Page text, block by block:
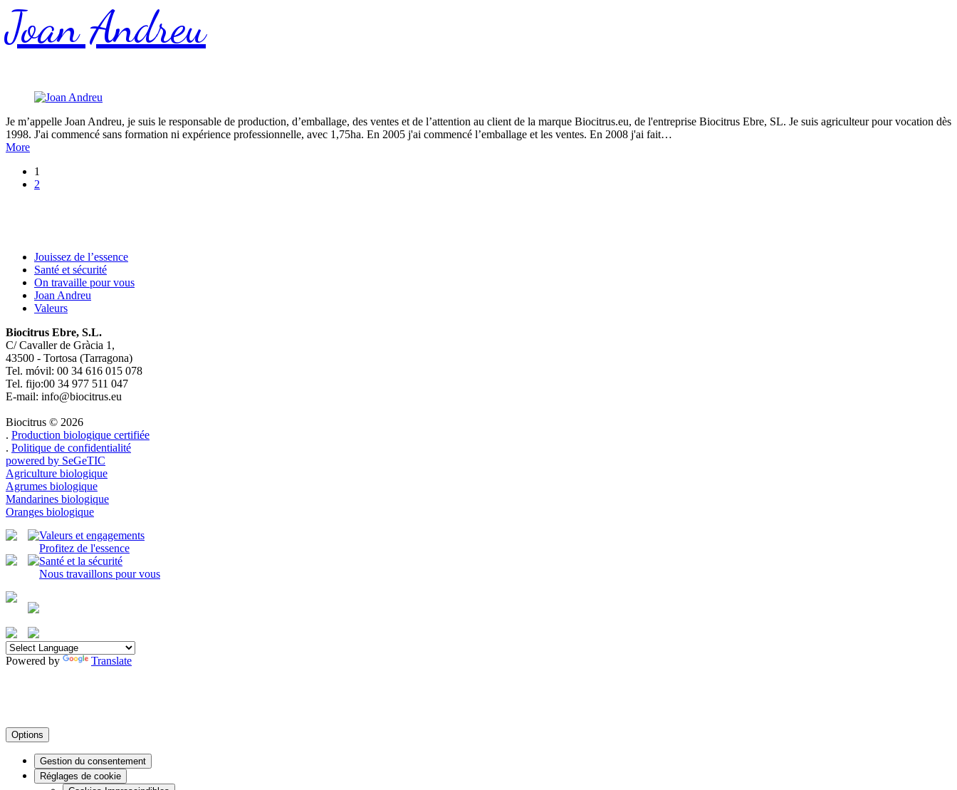
Joan Andreu
Je m’appelle Joan Andreu, je suis le responsable de production, d’emballage, des ventes et de l’attention au client de la marque Biocitrus.eu, de l'entreprise Biocitrus Ebre, SL. Je suis agriculteur pour vocation dès
1998. J'ai commencé sans formation ni expérience professionnelle, avec 1,75ha. En 2005 j'ai commencé l’emballage et les ventes. En 2008 j'ai fait…
More
1
2
Jouissez de l’essence
Santé et sécurité
On travaille pour vous
Joan Andreu
Valeurs
Biocitrus Ebre, S.L.
C/ Cavaller de Gràcia 1,
43500 - Tortosa (Tarragona)
Tel. móvil: 00 34 616 015 078
Tel. fijo:00 34 977 511 047
E-mail: info@biocitrus.eu
Biocitrus © 2026
. Production biologique certifiée
. Politique de confidentialité
powered by SeGeTIC
Agriculture biologique
Agrumes biologique
Mandarines biologique
Oranges biologique
Valeurs et engagements
Profitez de l'essence
Santé et la sécurité
Nous travaillons pour vous
Powered by Translate
Options
Gestion du consentement
Réglages de cookie